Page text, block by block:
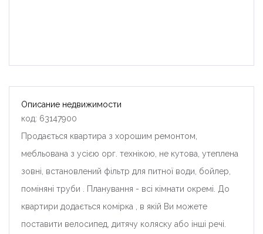
Описание недвижимости
код: 63147900
Продається квартира з хорошим ремонтом,
мебльована з усією орг. технікою, не кутова, утеплена
зовні, встановлений фільтр для питної води, бойлер,
поміняні труби . Планування - всі кімнати окремі. До
квартири додається комірка , в якій Ви можете
поставити велосипед, дитячу коляску або інші речі.